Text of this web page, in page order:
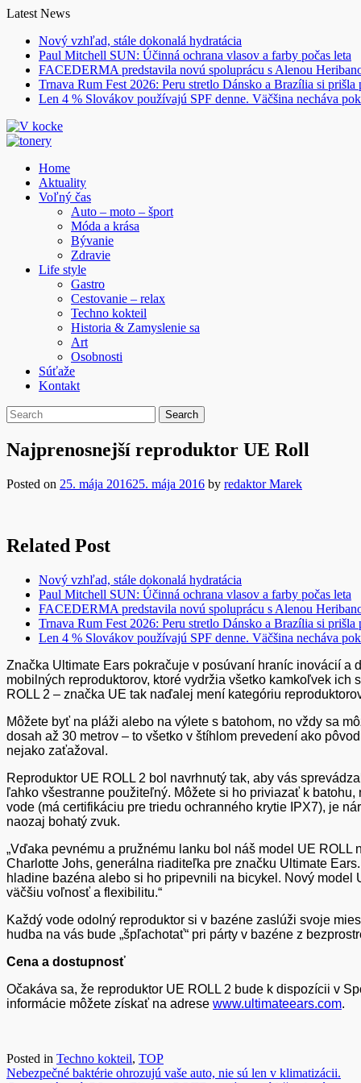
Skip
content
Latest News
Nový vzhľad, stále dokonalá hydratácia
Paul Mitchell SUN: Účinná ochrana vlasov a farby počas leta
FACEDERMA predstavila novú spoluprácu s Alenou
Trnava Rum Fest 2026: Peru stretlo Dánsko a Brazília si
Len 4 % Slovákov používajú SPF denne. Väčšina necháva
Home
Aktuality
Voľný čas
Auto – moto – šport
Móda a krása
Bývanie
Zdravie
Life style
Gastro
Cestovanie – relax
Techno kokteil
Historia & Zamyslenie sa
Art
Osobnosti
Súťaže
Kontakt
Najprenosnejší reproduktor UE Roll
Posted on 25. mája 201625. mája 2016 by redaktor Marek
Related Post
Nový vzhľad, stále dokonalá hydratácia
Paul Mitchell SUN: Účinná ochrana vlasov a farby počas leta
FACEDERMA predstavila novú spoluprácu s Alenou
Trnava Rum Fest 2026: Peru stretlo Dánsko a Brazília si
Len 4 % Slovákov používajú SPF denne. Väčšina necháva
Značka Ultimate Ears pokračuje v posúvaní hraníc inovácií a
mobilných reproduktorov, ktoré vydržia všetko kamkoľvek
ROLL 2 – značka UE tak naďalej mení kategóriu
Môžete byť na pláži alebo na výlete s batohom, no vždy sa
dosah až 30 metrov – to všetko v štíhlom prevedení ako
nejako zaťažoval.
Reproduktor UE ROLL 2 bol navrhnutý tak, aby vás
ľahko všestranne použiteľný. Môžete si ho priviazať k
vode (má certifikáciu pre triedu ochranného krytie IPX7), je
naozaj bohatý zvuk.
„Vďaka pevnému a pružnému lanku bol náš model UE
Charlotte Johs, generálna riaditeľka pre značku Ultimate
hladine bazéna alebo si ho pripevnili na bicykel. Nový model
väčšiu voľnosť a flexibilitu.“
Každý vode odolný reproduktor si v bazéne zaslúži svoje
hudba na vás bude „špľachotať“ pri párty v bazéne z
Cena a dostupnosť
Očakáva sa, že reproduktor UE ROLL 2 bude k dispozícii v
informácie môžete získať na adrese www.ultimateears.com.
Posted in Techno kokteil, TOP
Navigácia
Nebezpečné baktérie ohrozujú vaše auto, nie sú len v klimatizácii.